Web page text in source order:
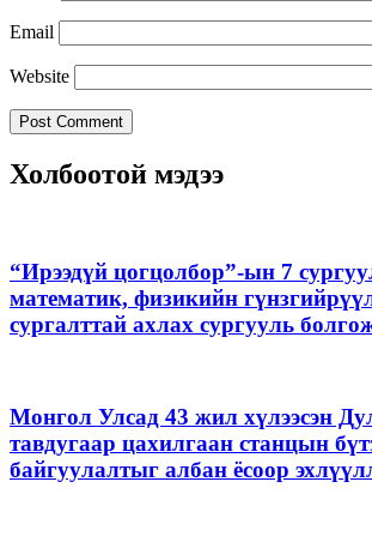
Email
Website
Холбоотой мэдээ
“Ирээдүй цогцолбор”-ын 7
математик, физикийн
сургалттай ахлах сургууль
Монгол Улсад 43 жил хүлээсэн
тавдугаар цахилгаан станцын
байгуулалтыг албан ёсоор